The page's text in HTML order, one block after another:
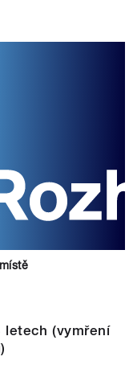
letech (vymření